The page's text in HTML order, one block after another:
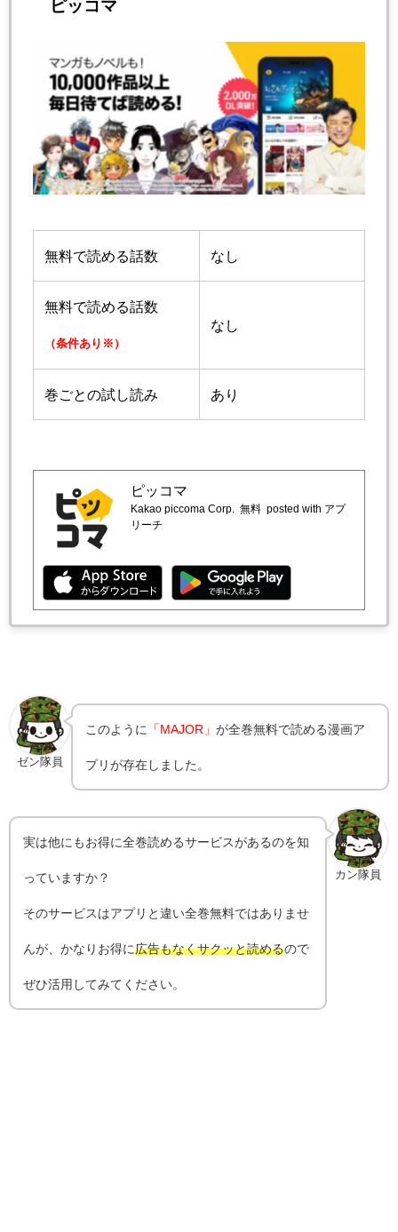
ピッコマ
無料で読める話数 なし
無料で読める話数
（条件あり※）
なし
巻ごとの試し読み あり
ピッコマ
Kakao piccoma Corp. 無料 posted with アプ
リーチ
ゼン隊員
このように 「MAJOR」が全巻無料で読める漫画ア
プリが存在しました。
カン隊員
実は他にもお得に全巻読めるサービスがあるのを知
っていますか？
そのサービスはアプリと違い全巻無料ではありませ
んが、かなりお得に広告もなくサクッと読めるので
ぜひ活用してみてください。